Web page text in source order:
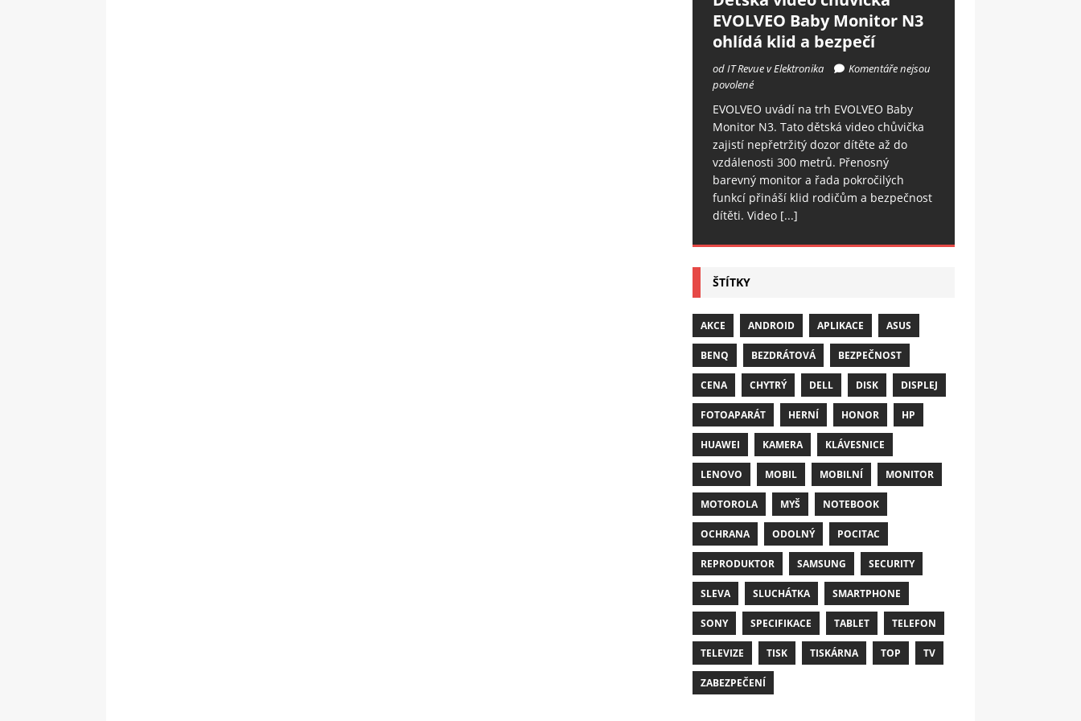
EVOLVEO Baby Monitor N3
ohlídá klid a bezpečí
od IT Revue v Elektronika
Komentáře nejsou
povolené
EVOLVEO uvádí na trh EVOLVEO Baby
Monitor N3. Tato dětská video chůvička
zajistí nepřetržitý dozor dítěte až do
vzdálenosti 300 metrů. Přenosný
barevný monitor a řada pokročilých
funkcí přináší klid rodičům a bezpečnost
dítěti. Video [...]
ŠTÍTKY
AKCE ANDROID APLIKACE ASUS
BENQ BEZDRÁTOVÁ BEZPEČNOST
CENA CHYTRÝ DELL DISK DISPLEJ
FOTOAPARÁT HERNÍ HONOR HP
HUAWEI KAMERA KLÁVESNICE
LENOVO MOBIL MOBILNÍ MONITOR
MOTOROLA MYŠ NOTEBOOK
OCHRANA ODOLNÝ POCITAC
REPRODUKTOR SAMSUNG SECURITY
SLEVA SLUCHÁTKA SMARTPHONE
SONY SPECIFIKACE TABLET TELEFON
TELEVIZE TISK TISKÁRNA TOP TV
ZABEZPEČENÍ